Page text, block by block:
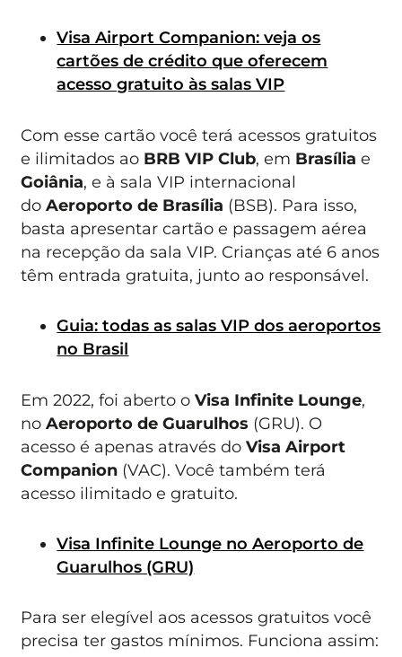
Visa Airport Companion: veja os
cartões de crédito que oferecem
acesso gratuito às salas VIP
Com esse cartão você terá acessos gratuitos
e ilimitados ao BRB VIP Club, em Brasíliae
Goiânia, e à sala VIP internacional
doAeroporto de Brasília (BSB). Para isso,
basta apresentar cartão e passagem aérea
na recepção da sala VIP. Crianças até 6 anos
têm entrada gratuita, junto ao responsável.
Guia: todas as salas VIP dos aeroportos
no Brasil
Em 2022, foi aberto oVisa Infinite Lounge,
noAeroporto de Guarulhos (GRU). O
acesso é apenas através doVisa Airport
Companion (VAC). Você também terá
acesso ilimitado e gratuito.
Visa Infinite Lounge no Aeroporto de
Guarulhos (GRU)
Para ser elegível aos acessos gratuitos você
precisa ter gastos mínimos. Funciona assim: